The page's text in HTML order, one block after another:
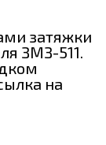
затяжки
ЗМЗ-511.
на